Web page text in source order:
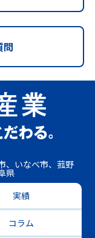
問
、いなべ市、菰野
県
実績
コラム